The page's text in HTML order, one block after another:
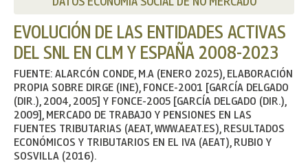
EVOLUCIÓN DE LAS ENTIDADES ACTIVAS
DEL SNL EN CLM Y ESPAÑA 2008-2023
FUENTE: ALARCÓN CONDE, M.A (ENERO 2025), ELABORACIÓN
PROPIA SOBRE DIRGE (INE), FONCE-2001 [GARCÍA DELGADO
(DIR.), 2004, 2005] Y FONCE-2005 [GARCÍA DELGADO (DIR.),
2009], MERCADO DE TRABAJO Y PENSIONES EN LAS
FUENTES TRIBUTARIAS (AEAT, WWW.AEAT.ES), RESULTADOS
ECONÓMICOS Y TRIBUTARIOS EN EL IVA (AEAT), RUBIO Y
SOSVILLA (2016).